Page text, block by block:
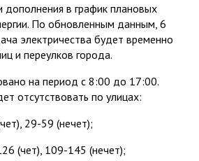
в график плановых
По обновленным данным, 6
электричества будет временно
и переулков города.
на период с 8:00 до 17:00.
отсутствовать по улицах:
29-59 (нечет);
(чет), 109-145 (нечет);